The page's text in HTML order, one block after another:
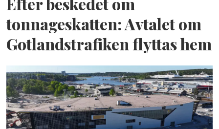
tonnageskatten: Avtalet om
Gotlandstrafiken flyttas hem